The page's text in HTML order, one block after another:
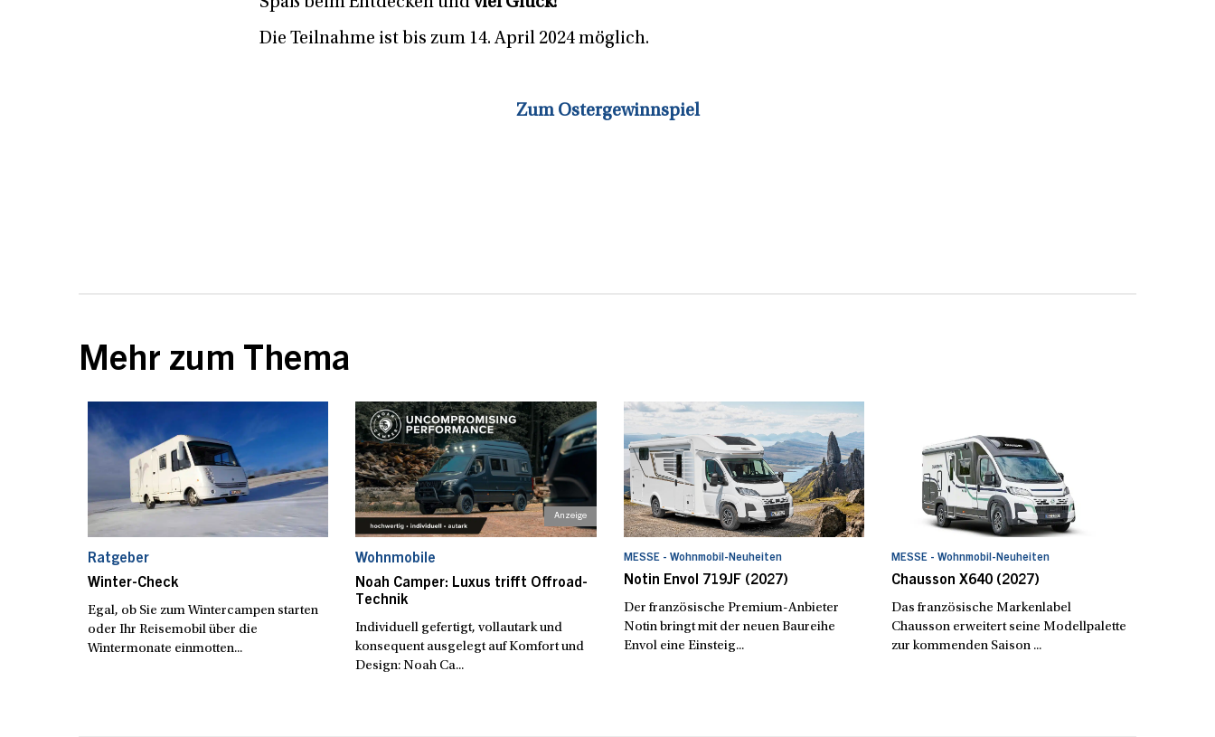
Die Teilnahme ist bis zum 14. April 2024 möglich.
Zum Ostergewinnspiel
Mehr zum Thema
Ratgeber
Winter-Check
Egal, ob Sie zum Wintercampen starten
oder Ihr Reisemobil über die
Wintermonate einmotten...
Wohnmobile
Noah Camper: Luxus trifft Offroad-
Technik
Individuell gefertigt, vollautark und
konsequent ausgelegt auf Komfort und
Design: Noah Ca...
MESSE - Wohnmobil-Neuheiten
Notin Envol 719JF (2027)
Der französische Premium-Anbieter
Notin bringt mit der neuen Baureihe
Envol eine Einsteig...
MESSE - Wohnmobil-Neuheiten
Chausson X640 (2027)
Das französische Markenlabel
Chausson erweitert seine Modellpalette
zur kommenden Saison ...